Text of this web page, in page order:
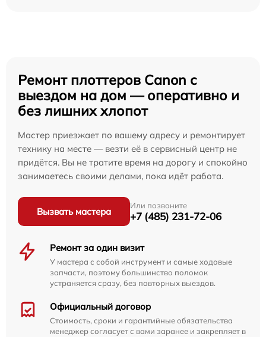
Ремонт плоттеров Canon с
выездом на дом — оперативно и
без лишних хлопот
Мастер приезжает по вашему адресу и ремонтирует
технику на месте — везти её в сервисный центр не
придётся. Вы не тратите время на дорогу и спокойно
занимаетесь своими делами, пока идёт работа.
Вызвать мастера
Или позвоните
+7 (485) 231-72-06
Ремонт за один визит
У мастера с собой инструмент и самые ходовые
запчасти, поэтому большинство поломок
устраняется сразу, без повторных выездов.
Официальный договор
Стоимость, сроки и гарантийные обязательства
менеджер согласует с вами заранее и закрепляет в